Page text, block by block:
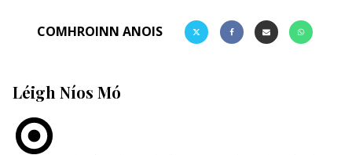
COMHROINN ANOIS
Léigh Níos Mó